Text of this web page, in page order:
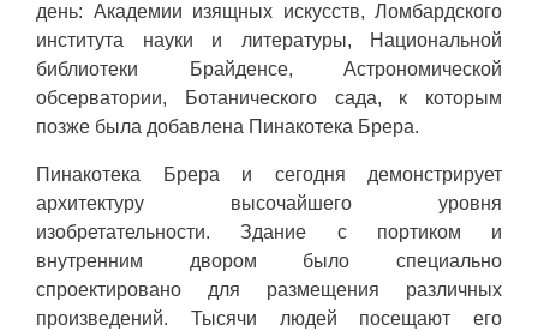
день: Академии изящных искусств, Ломбардского
института науки и литературы, Национальной
библиотеки Брайденсе, Астрономической
обсерватории, Ботанического сада, к которым
позже была добавлена Пинакотека Брера.
Пинакотека Брера и сегодня демонстрирует
архитектуру высочайшего уровня
изобретательности. Здание с портиком и
внутренним двором было специально
спроектировано для размещения различных
произведений. Тысячи людей посещают его